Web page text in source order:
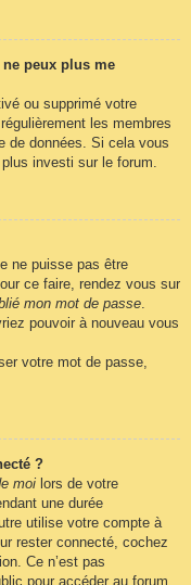
peux plus me
ou supprimé votre
les membres
de données. Si cela vous
investi sur le forum.
ne puisse pas être
ce faire, rendez vous sur
mon mot de passe.
pouvoir à nouveau vous
votre mot de passe,
?
moi lors de votre
une durée
utilise votre compte à
rester connecté, cochez
Ce n’est pas
pour accéder au forum